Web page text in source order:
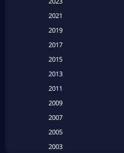
Based on a True Story สร้
Based on a True Story เ
Based on a True Story เ
2021
2019
2017
2015
2013
2011
2009
2007
2005
2003